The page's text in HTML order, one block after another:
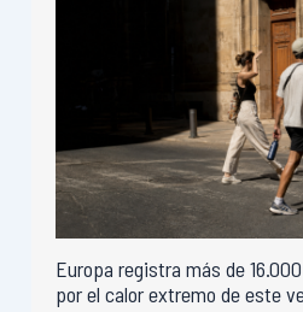
Europa registra más de
por el calor extremo de este